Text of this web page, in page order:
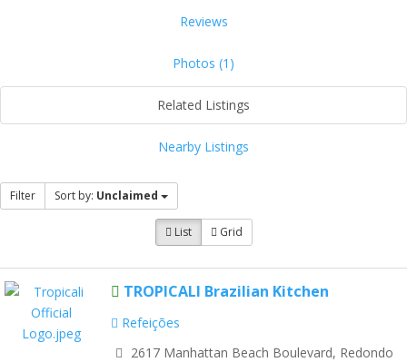
Reviews
Photos (1)
Related Listings
Nearby Listings
Filter Sort by: Unclaimed
List Grid
TROPICALI Brazilian Kitchen
Refeições
2617 Manhattan Beach Boulevard, Redondo